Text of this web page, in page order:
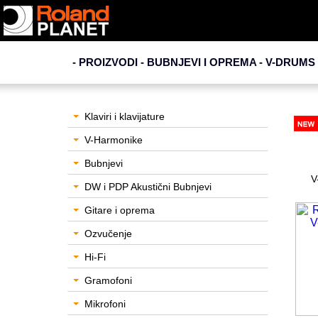
- PROIZVODI - BUBNJEVI I OPREMA - V-
Klaviri i klavijature
V-Harmonike
Bubnjevi
DW i PDP Akustični Bubnjevi
Gitare i oprema
Ozvučenje
Hi-Fi
Gramofoni
Mikrofoni